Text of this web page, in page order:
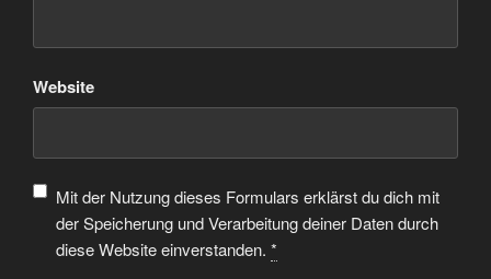
Website
Mit der Nutzung dieses Formulars erklärst du dich mit
der Speicherung und Verarbeitung deiner Daten durch
diese Website einverstanden. *